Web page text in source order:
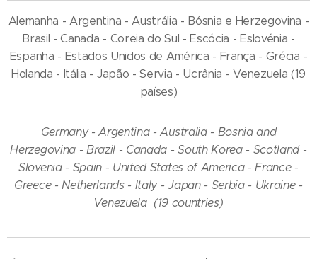
Alemanha - Argentina - Austrália - Bósnia e Herzegovina -
Brasil - Canada - Coreia do Sul - Escócia - Eslovénia -
Espanha - Estados Unidos de América - França - Grécia -
Holanda - Itália - Japão - Servia - Ucrânia - Venezuela (19
países)
Germany - Argentina - Australia - Bosnia and
Herzegovina - Brazil - Canada - South Korea - Scotland -
Slovenia - Spain - United States of America - France -
Greece - Netherlands - Italy - Japan - Serbia - Ukraine -
Venezuela (19 countries)